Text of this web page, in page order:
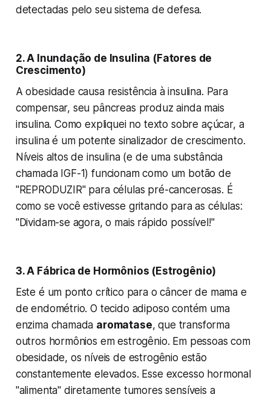
detectadas pelo seu sistema de defesa.
2. A Inundação de Insulina (Fatores de
Crescimento)
A obesidade causa resistência à insulina. Para
compensar, seu pâncreas produz ainda mais
insulina. Como expliquei no texto sobre açúcar, a
insulina é um potente sinalizador de crescimento.
Níveis altos de insulina (e de uma substância
chamada IGF-1) funcionam como um botão de
"REPRODUZIR" para células pré-cancerosas. É
como se você estivesse gritando para as células:
"Dividam-se agora, o mais rápido possível!"
3. A Fábrica de Hormônios (Estrogênio)
Este é um ponto crítico para o câncer de mama e
de endométrio. O tecido adiposo contém uma
enzima chamada aromatase, que transforma
outros hormônios em estrogênio. Em pessoas com
obesidade, os níveis de estrogênio estão
constantemente elevados. Esse excesso hormonal
"alimenta" diretamente tumores sensíveis a